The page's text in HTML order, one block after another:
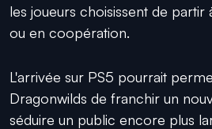
les joueurs choisissent de partir
ou en coopération.
L'arrivée sur PS5 pourrait
Dragonwilds de franchir un
séduire un public encore plus